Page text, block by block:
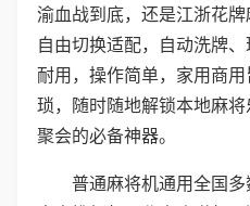
渝血战到底，还是江浙花
自由切换适配，自动洗牌
耐用，操作简单，家用商
琐，随时随地解锁本地麻
聚会的必备神器。
普通麻将机通用全国